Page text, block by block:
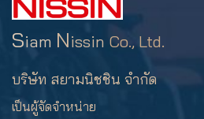
Siam Nissin Co., Ltd.
บริษัท สยามนิชชิน จำกัด
เป็นผู้จัดจำหน่าย